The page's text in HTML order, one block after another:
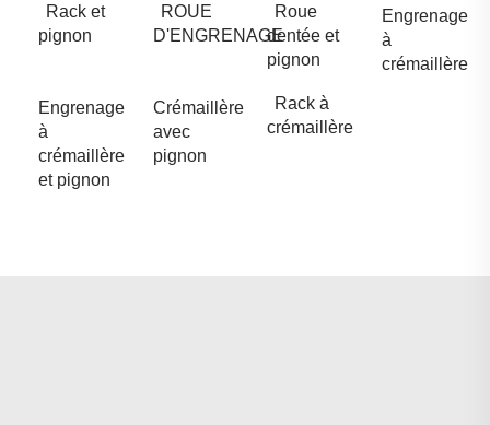
Rack et
pignon
ROUE
D'ENGRENAGE
Roue
dentée et
pignon
Engrenage
à
crémaillère
Engrenage
à
crémaillère
et pignon
Crémaillère
avec
pignon
Rack à
crémaillère